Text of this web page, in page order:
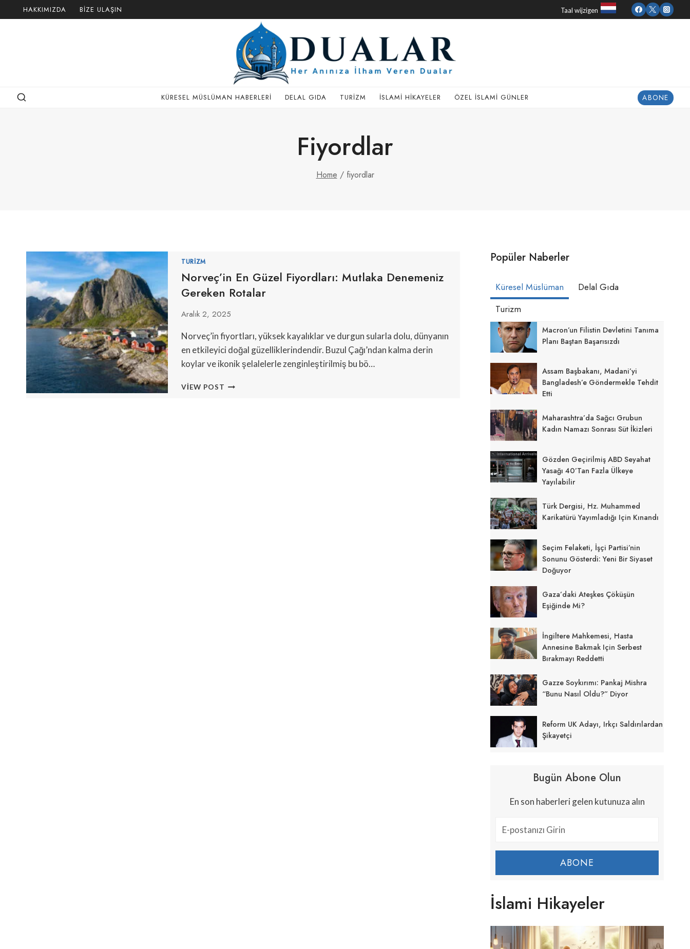
to
HAKKIMIZDA BIZE ULAŞIN Taal wijzigen
KÜRESEL MÜSLÜMAN HABERLERI DELAL GIDA TURIZM İSLAMI HIKAYELER ÖZEL İSLAMI GÜNLER ABONE
Fiyordlar
Home / fiyordlar
TURIZM
Norveç’in En Güzel Fiyordları: Mutlaka Denemeniz
Gereken Rotalar
Aralık 2, 2025
Norveç’in fiyortları, yüksek kayalıklar ve durgun sularla dolu, dünyanın
en etkileyici doğal güzelliklerindendir. Buzul Çağı’ndan kalma derin
koylar ve ikonik şelalelerle zenginleştirilmiş bu bö…
VIEW POST NORVEÇ’IN
Popüler Naberler
Küresel Müslüman
Delal Gıda
Turizm
Macron’un Filistin Devletini Tanıma
Planı Baştan Başarısızdı
Assam Başbakanı, Madani’yi
Bangladesh’e Göndermekle Tehdit
Etti
Maharashtra’da Sağcı Grubun
Kadın Namazı Sonrası Süt İkizleri
Gözden Geçirilmiş ABD Seyahat
Yasağı 40’tan Fazla Ülkeye
Yayılabilir
Türk Dergisi, Hz. Muhammed
Karikatürü Yayımladığı Için Kınandı
Seçim Felaketi, İşçi Partisi’nin
Sonunu Gösterdi: Yeni Bir Siyaset
Doğuyor
Gaza’daki Ateşkes Çöküşün
Eşiğinde Mi?
İngiltere Mahkemesi, Hasta
Annesine Bakmak Için Serbest
Bırakmayı Reddetti
Gazze Soykırımı: Pankaj Mishra
“Bunu Nasıl Oldu?” Diyor
Reform UK Adayı, Irkçı Saldırılardan
Şikayetçi
Bugün Abone Olun
En son haberleri gelen kutunuza alın
ABONE
İslami Hikayeler